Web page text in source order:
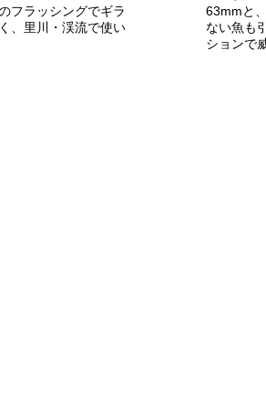
フラッシングでギラ
、里川・渓流で使い
63mmと
ない魚も
ションで